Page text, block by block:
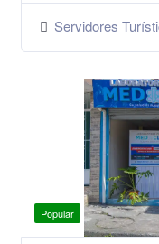
Servidores
Popular